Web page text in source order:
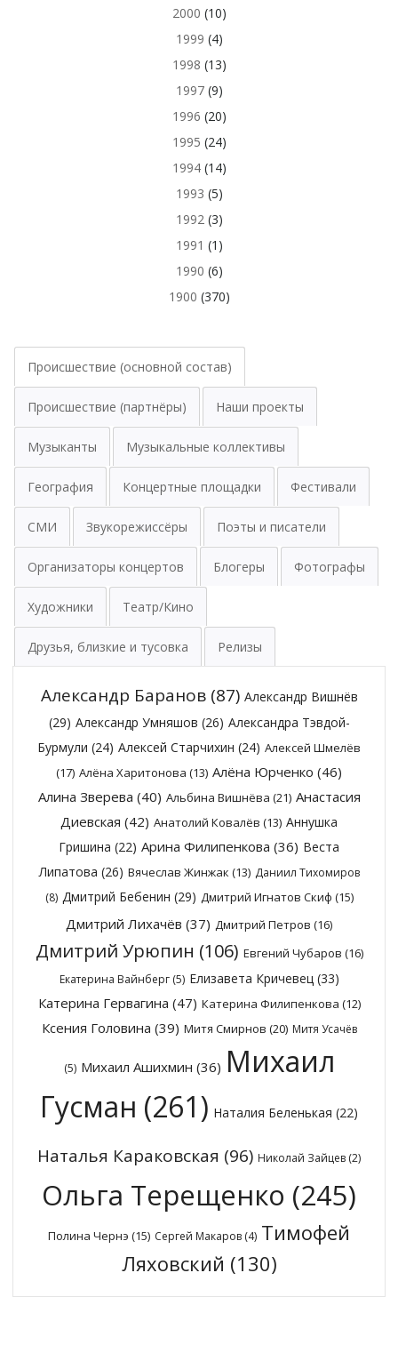
2000 (10)
1999 (4)
1998 (13)
1997(9)
1996 (20)
1995 (24)
1994(14)
1993 (5)
1992(3)
1991 (1)
1990 (6)
1900 (370)
Происшествие (основной состав)
Происшествие (партнёры) Наши проекты
Музыканты Музыкальные коллективы
География Концертные площадки Фестивали
СМИ Звукорежиссёры Поэты и писатели
Организаторы концертов Блогеры Фотографы
Художники Театр/Кино
Друзья, близкие и тусовка Релизы
Александр Баранов(87) Александр Вишнёв
(29) Александр Умняшов (26) Александра Тэвдой-
Бурмули (24) Алексей Старчихин (24) Алексей Шмелёв
(17) Алёна Харитонова (13) Алёна Юрченко (46)
Алина Зверева (40) Альбина Вишнёва (21) Анастасия
Диевская (42) Анатолий Ковалёв (13) Аннушка
Гришина (22) Арина Филипенкова (36) Веста
Липатова (26) Вячеслав Жинжак (13) Даниил Тихомиров
(8) Дмитрий Бебенин (29) Дмитрий Игнатов Скиф (15)
Дмитрий Лихачёв (37) Дмитрий Петров (16)
Дмитрий Урюпин (106) Евгений Чубаров (16)
Екатерина Вайнберг(5) Елизавета Кричевец(33)
Катерина Гервагина (47) Катерина Филипенкова (12)
Ксения Головина (39) Митя Смирнов (20) Митя Усачёв
(5) Михаил Ашихмин (36) Михаил
Гусман (261) Наталия Беленькая (22)
Наталья Караковская (96) Николай Зайцев (2)
Ольга Терещенко (245)
Полина Чернэ (15) Сергей Макаров (4) Тимофей
Ляховский (130)